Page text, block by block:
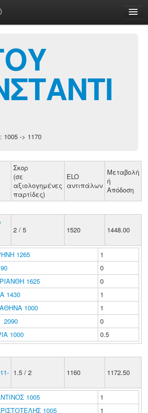
: 1005 -> 1170
Σκορ
(σε
αξιολογημένες
παρτίδες)
ELO
αντιπάλων
Μεταβολή
ή
Απόδοση
2 / 5 1520 1448.00
1265
1
0
1625
0
1430
1
1000
1
2090
0
1000
0.5
1.5 / 2 1160 1172.50
1005
1
1005
1